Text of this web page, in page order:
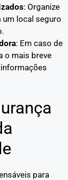
: Organize
local seguro
: Em caso de
o mais breve
para